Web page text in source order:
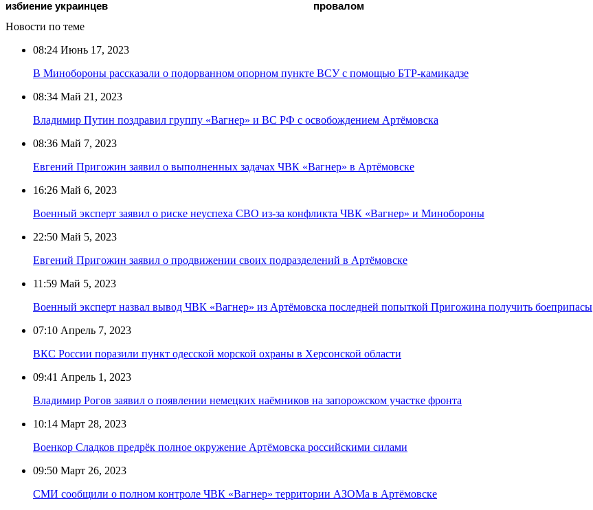
избиение украинцев
провалом
Новости по теме
08:24 Июнь 17, 2023
В Минобороны рассказали о подорванном опорном пункте ВСУ с помощью БТР-камикадзе
08:34 Май 21, 2023
Владимир Путин поздравил группу «Вагнер» и ВС РФ с освобождением Артёмовска
08:36 Май 7, 2023
Евгений Пригожин заявил о выполненных задачах ЧВК «Вагнер» в Артёмовске
16:26 Май 6, 2023
Военный эксперт заявил о риске неуспеха СВО из-за конфликта ЧВК «Вагнер» и Минобороны
22:50 Май 5, 2023
Евгений Пригожин заявил о продвижении своих подразделений в Артёмовске
11:59 Май 5, 2023
Военный эксперт назвал вывод ЧВК «Вагнер» из Артёмовска последней попыткой Пригожина получить боеприпасы
07:10 Апрель 7, 2023
ВКС России поразили пункт одесской морской охраны в Херсонской области
09:41 Апрель 1, 2023
Владимир Рогов заявил о появлении немецких наёмников на запорожском участке фронта
10:14 Март 28, 2023
Военкор Сладков предрёк полное окружение Артёмовска российскими силами
09:50 Март 26, 2023
СМИ сообщили о полном контроле ЧВК «Вагнер» территории АЗОМа в Артёмовске